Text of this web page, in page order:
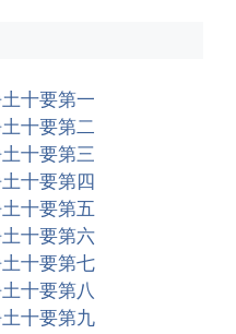
十要第一
十要第二
十要第三
十要第四
十要第五
十要第六
十要第七
十要第八
十要第九